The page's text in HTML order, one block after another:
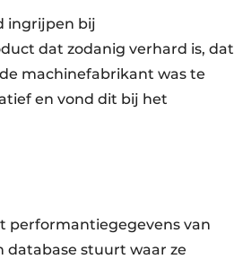
ingrijpen bij
dat zodanig verhard is, dat
machinefabrikant was te
en vond dit bij het
performantiegegevens van
database stuurt waar ze